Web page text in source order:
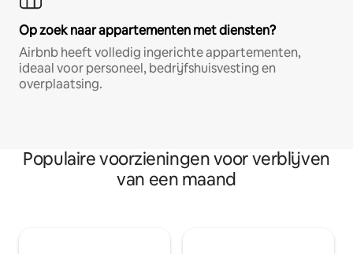
Op zoek naar appartementen met diensten?
Airbnb heeft volledig ingerichte appartementen,
ideaal voor personeel, bedrijfshuisvesting en
overplaatsing.
Populaire voorzieningen voor verblijven
van een maand